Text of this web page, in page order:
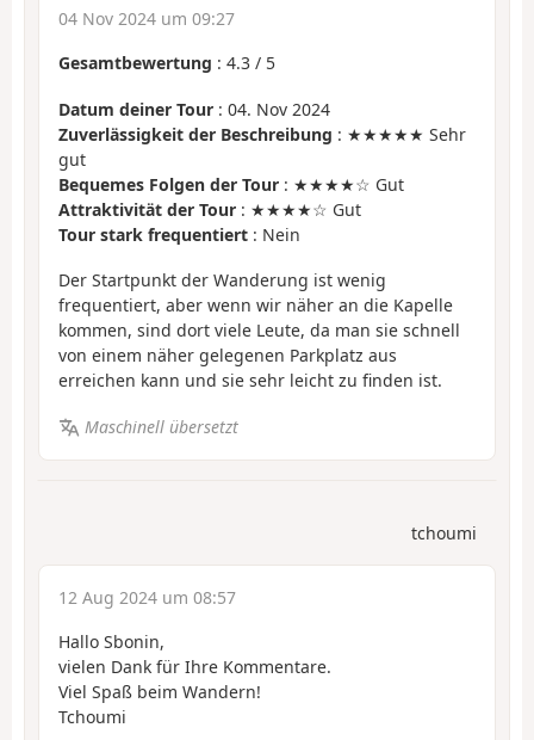
04 Nov 2024 um 09:27
Gesamtbewertung : 4.3 / 5
Datum deiner Tour : 04. Nov 2024
Zuverlässigkeit der Beschreibung : ★★★★★ Sehr
gut
Bequemes Folgen der Tour : ★★★★☆ Gut
Attraktivität der Tour : ★★★★☆ Gut
Tour stark frequentiert : Nein
Der Startpunkt der Wanderung ist wenig
frequentiert, aber wenn wir näher an die Kapelle
kommen, sind dort viele Leute, da man sie schnell
von einem näher gelegenen Parkplatz aus
erreichen kann und sie sehr leicht zu finden ist.
Maschinell übersetzt
tchoumi
12 Aug 2024 um 08:57
Hallo Sbonin,
vielen Dank für Ihre Kommentare.
Viel Spaß beim Wandern!
Tchoumi